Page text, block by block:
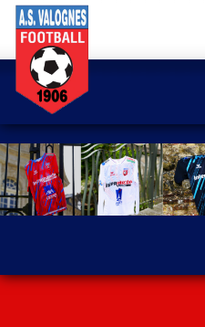
Panneau de gestion des cookies